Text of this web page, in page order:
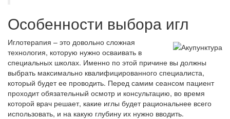
Особенности выбора игл
Иглотерапия – это довольно сложная
технология, которую нужно осваивать в
специальных школах. Именно по этой причине вы должны
выбрать максимально квалифицированного специалиста,
который будет ее проводить. Перед самим сеансом пациент
проходит обязательный осмотр и консультацию, во время
которой врач решает, какие иглы будет рациональнее всего
использовать, и на какую глубину их нужно вводить.